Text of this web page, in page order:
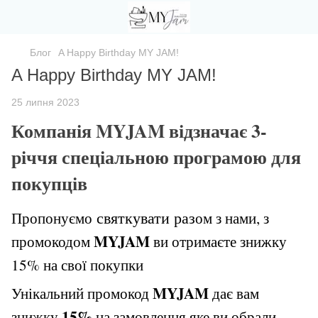
Блог A Happy Birthday MY JAM!
A Happy Birthday MY JAM!
25 липня 2023
КомпаніяMYJAMвідзначає 3-
річчя спеціальною програмою для
покупців
Пропонуємо святкувати разом з нами, з
промокодомMYJAMви отримаєте знижку
15% на свої покупки
Унікальний промокодMYJAMдає вам